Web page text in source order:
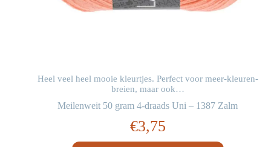
Heel veel heel mooie kleurtjes. Perfect voor meer-kleuren-
breien, maar ook…
Meilenweit 50 gram 4-draads Uni – 1387 Zalm
€3,75